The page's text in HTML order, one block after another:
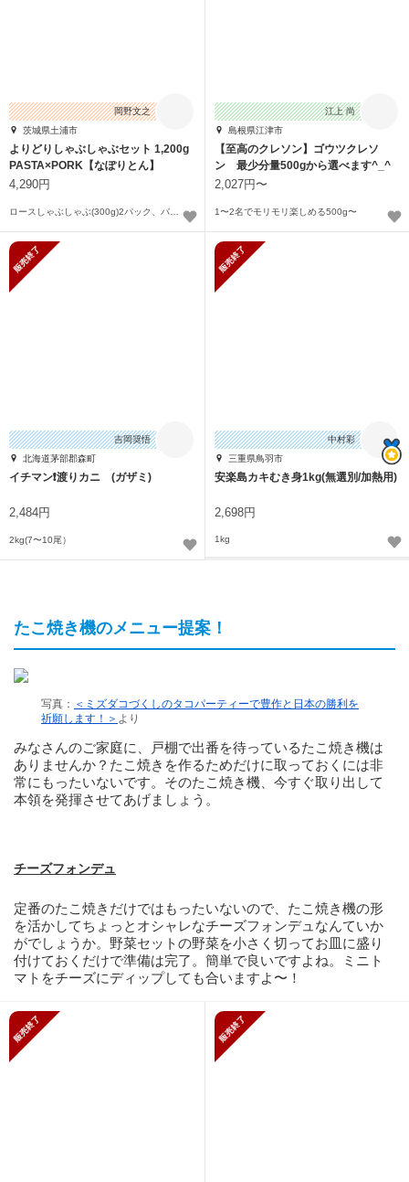
岡野文之
茨城県土浦市
よりどりしゃぶしゃぶセット 1,200g
PASTA×PORK【なぽりとん】
4,290円
江上 尚
島根県江津市
【至高のクレソン】ゴウツクレソ
ン 最少分量500gから選べます^_^
2,027円〜
1〜2名でモリモリ楽しめる500g〜
吉岡奨悟
北海道茅部郡森町
イチマン❗渡りカニ (ガザミ)
2,484円
2kg(7〜10尾）
中村彩
三重県鳥羽市
安楽島カキむき身1kg(無選別/加熱用)
2,698円
1kg
たこ焼き機のメニュー提案！
写真： ＜ミズダコづくしのタコパーティーで豊作と日本の勝利を
祈願します！＞ より
みなさんのご家庭に、戸棚で出番を待っているたこ焼き機は
ありませんか？たこ焼きを作るためだけに取っておくには非
常にもったいないです。そのたこ焼き機、今すぐ取り出して
本領を発揮させてあげましょう。
チーズフォンデュ
定番のたこ焼きだけではもったいないので、たこ焼き機の形
を活かしてちょっとオシャレなチーズフォンデュなんていか
がでしょうか。野菜セットの野菜を小さく切ってお皿に盛り
付けておくだけで準備は完了。簡単で良いですよね。ミニト
マトをチーズにディップしても合いますよ〜！